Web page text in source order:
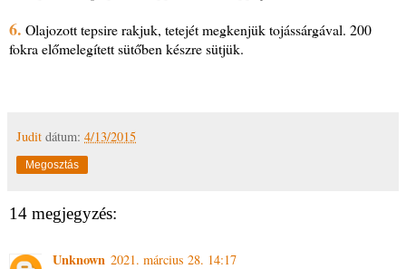
6. Olajozott tepsire rakjuk, tetejét megkenjük tojássárgával. 200
fokra előmelegített sütőben készre sütjük.
Judit dátum: 4/13/2015
Megosztás
14 megjegyzés:
Unknown 2021. március 28. 14:17